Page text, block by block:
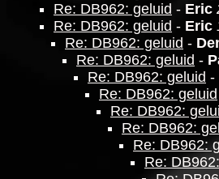
Re: DB962: geluid - Eric
Re: DB962: geluid - Eric
Re: DB962: geluid -
Re: DB962: geluid -
Re: DB962: geluid -
Re: DB962: geluid
Re: DB962:
Re: DB962:
Re: DB962:
Re: